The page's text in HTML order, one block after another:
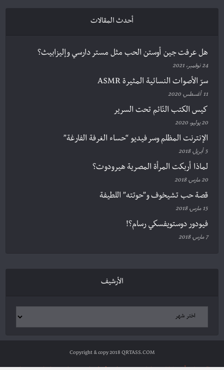
أحدث المقالات
هل عرفت جين أوستن الحب مثل مستر دارسي وإليزابيث؟
24 نوفمبر، 2021
سرّ الأصوات النسائية المثيرة ASMR
11 أغسطس، 2020
كيس الكتب النّائم تحت السرير
20 يوليو، 2020
الإنترنت المظلم وسر فيديو “حساء الغرفة الفارغة”
5 أبريل، 2018
لماذا أربكت المرأة المصرية هيرودوت؟
20 مارس، 2018
قصة حب تشيخوف و”حوتته” اللطيفة
15 مارس، 2018
فيودور دوستويفسكي رسام؟!
7 مارس، 2018
الأرشيف
Copyright & copy 2018 QRTASS.COM